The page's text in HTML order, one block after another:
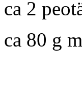
ca 2
ca 80 g